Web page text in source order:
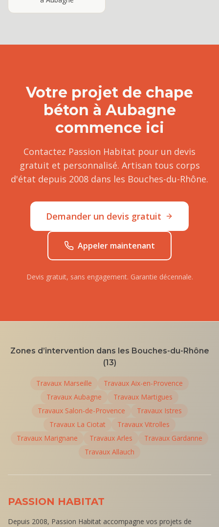
Votre projet de chape
béton à Aubagne
commence ici
Contactez Passion Habitat pour un devis
gratuit et personnalisé. Artisan tous corps
d'état depuis 2008 dans les Bouches-du-Rhône.
Demander un devis gratuit
Appeler maintenant
Devis gratuit, sans engagement. Garantie décennale.
Zones d’intervention dans les Bouches-du-Rhône
(13)
Travaux Marseille Travaux Aix-en-Provence
Travaux Aubagne Travaux Martigues
Travaux Salon-de-Provence Travaux Istres
Travaux La Ciotat Travaux Vitrolles
Travaux Marignane Travaux Arles Travaux Gardanne
Travaux Allauch
PASSION HABITAT
Depuis 2008, Passion Habitat accompagne vos projets de